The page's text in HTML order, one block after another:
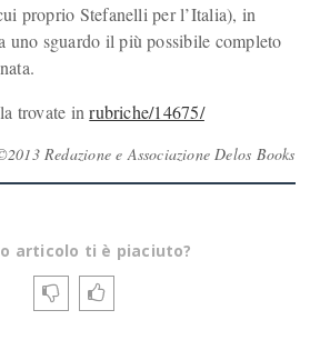
proprio Stefanelli per l’Italia), in
uno sguardo il più possibile completo
trovate inrubriche/14675/
Redazione e Associazione Delos Books
articolo ti è piaciuto?